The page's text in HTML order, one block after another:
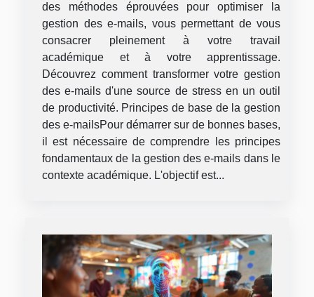
des méthodes éprouvées pour optimiser la
gestion des e-mails, vous permettant de vous
consacrer pleinement à votre travail
académique et à votre apprentissage.
Découvrez comment transformer votre gestion
des e-mails d'une source de stress en un outil
de productivité. Principes de base de la gestion
des e-mailsPour démarrer sur de bonnes bases,
il est nécessaire de comprendre les principes
fondamentaux de la gestion des e-mails dans le
contexte académique. L'objectif est...